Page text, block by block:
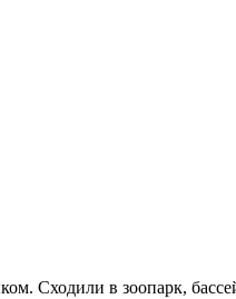
Сходили в зоопарк,